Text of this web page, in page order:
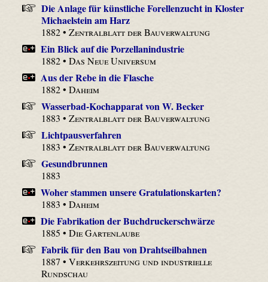
Die Anlage für künstliche Forellenzucht in Kloster
Michaelstein am Harz
1882 •Zentralblatt der Bauverwaltung
Ein Blick auf die Porzellanindustrie
1882 •Das Neue Universum
Aus der Rebe in die Flasche
1882 •Daheim
Wasserbad-Kochapparat von W. Becker
1883 •Zentralblatt der Bauverwaltung
Lichtpausverfahren
1883 •Zentralblatt der Bauverwaltung
Gesundbrunnen
1883
Woher stammen unsere Gratulationskarten?
1883 •Daheim
Die Fabrikation der Buchdruckerschwärze
1885 •Die Gartenlaube
Fabrik für den Bau von Drahtseilbahnen
1887 •Verkehrszeitung und industrielle
Rundschau